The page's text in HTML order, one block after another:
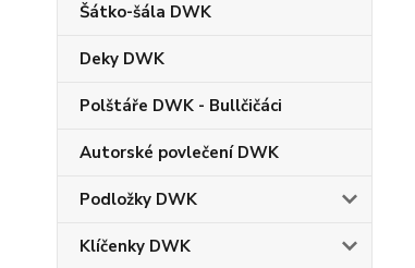
Šátko-šála DWK
Deky DWK
Polštáře DWK - Bullčičáci
Autorské povlečení DWK
Podložky DWK
Klíčenky DWK